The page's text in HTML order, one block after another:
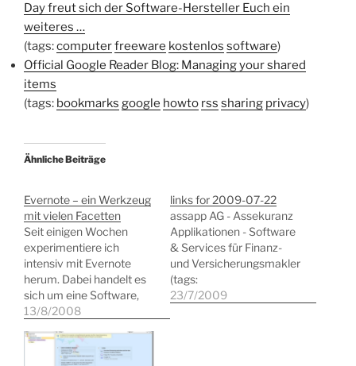
Day freut sich der Software-Hersteller Euch ein
weiteres …
(tags:computerfreeware kostenlos software)
Official Google Reader Blog: Managing your shared
items
(tags: bookmarks google howto rss sharing privacy)
Ähnliche Beiträge
Evernote – ein Werkzeug
mit vielen Facetten
Seit einigen Wochen
experimentiere ich
intensiv mit Evernote
herum. Dabei handelt es
sich um eine Software,
die auf dem PC installiert
aus dem Haus Microsoft
verglichen werden kann.
13/8/2008
links for 2009-07-22
assapp AG - Assekuranz
Applikationen - Software
& Services für Finanz-
und Versicherungsmakler
(tags:
versicherungstechnik
23/7/2009